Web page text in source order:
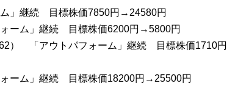
」継続 目標株価7850円→24580円
ーム」継続 目標株価6200円→5800円
） 「アウトパフォーム」継続 目標株価1710円
ーム」継続 目標株価18200円→25500円